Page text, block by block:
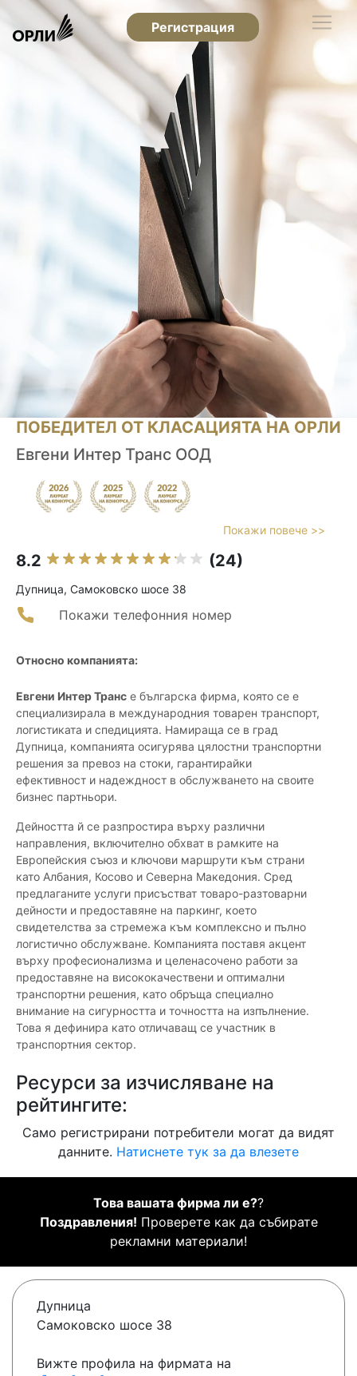
Регистрация
ПОБЕДИТЕЛ ОТ КЛАСАЦИЯТА НА ОРЛИ
Евгени Интер Транс ООД
Покажи повече >>
8.2 (24)
Дупница, Самоковско шосе 38
Покажи телефонния номер
Относно компанията:
Евгени Интер Транс е българска фирма, която се е
специализирала в международния товарен транспорт,
логистиката и спедицията. Намираща се в град
Дупница, компанията осигурява цялостни транспортни
решения за превоз на стоки, гарантирайки
ефективност и надеждност в обслужването на своите
бизнес партньори.
Дейността й се разпростира върху различни
направления, включително обхват в рамките на
Европейския съюз и ключови маршрути към страни
като Албания, Косово и Северна Македония. Сред
предлаганите услуги присъстват товаро-разтоварни
дейности и предоставяне на паркинг, което
свидетелства за стремежа към комплексно и пълно
логистично обслужване. Компанията поставя акцент
върху професионализма и целенасочено работи за
предоставяне на висококачествени и оптимални
транспортни решения, като обръща специално
внимание на сигурността и точността на изпълнение.
Това я дефинира като отличаващ се участник в
транспортния сектор.
Ресурси за изчисляване на
рейтингите:
Само регистрирани потребители могат да видят
данните. Натиснете тук за да влезете
Това вашата фирма ли е??
Поздравления! Проверете как да събирате
рекламни материали!
Дупница
Самоковско шосе 38
Вижте профила на фирмата на